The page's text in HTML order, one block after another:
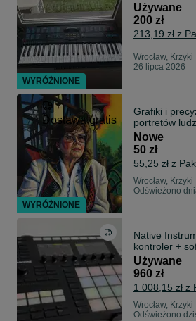
Używane
200 zł
213,19 zł z
Wrocław, Krzyki
26 lipca 2026
Dostawa gratis
Grafiki i
portretów
Nowe
50 zł
55,25 zł z
Wrocław, Krzyki
Odświeżono
Native
kontroler +
Używane
960 zł
1 008,15 zł z
Wrocław, Krzyki
Odświeżono
WYRÓŻNIONE
WYRÓŻNIONE